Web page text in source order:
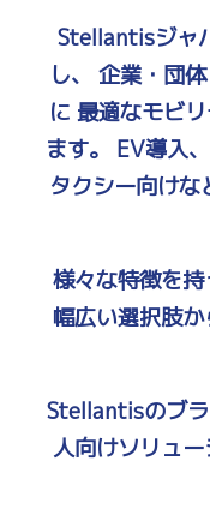
Stellantisジャ
し、
企業・団
に 最適なモビ
ます。
EV導入
タクシー向けな
様々な特徴を持
幅広い選択肢
Stellantisのブ
人向けソリュー